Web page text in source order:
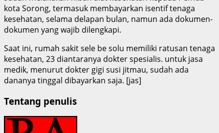
kota Sorong, termasuk membayarkan isentif tenaga
kesehatan, selama delapan bulan, namun ada dokumen-
dokumen yang wajib dilengkapi.
Saat ini, rumah sakit sele be solu memiliki ratusan tenaga
kesehatan, 23 diantaranya dokter spesialis. untuk jasa
medik, menurut dokter gigi susi jitmau, sudah ada
dananya tinggal dibayarkan saja. [jas]
Tentang penulis